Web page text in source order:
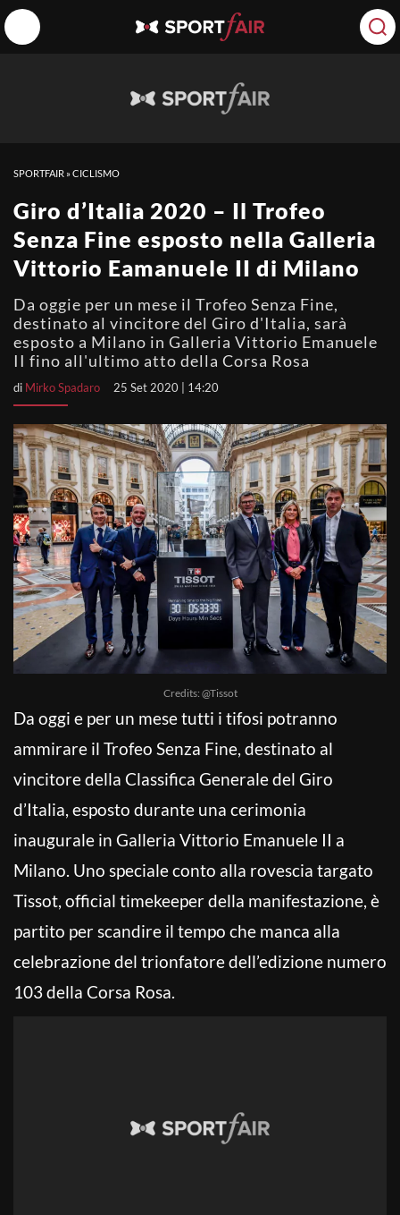
SPORTFAIR »CICLISMO
Giro d’Italia 2020 – Il Trofeo
Senza Fine esposto nella Galleria
Vittorio Eamanuele II di Milano
Da oggie per un mese il Trofeo Senza Fine,
destinato al vincitore del Giro d'Italia, sarà
esposto a Milano in Galleria Vittorio Emanuele
II fino all'ultimo atto della Corsa Rosa
di Mirko Spadaro 25 Set 2020 | 14:20
Credits: @Tissot
Da oggi e per un mese tutti i tifosi potranno
ammirare il Trofeo Senza Fine, destinato al
vincitore della Classifica Generale del Giro
d’Italia, esposto durante una cerimonia
inaugurale in Galleria Vittorio Emanuele II a
Milano. Uno speciale conto alla rovescia targato
Tissot, official timekeeper della manifestazione, è
partito per scandire il tempo che manca alla
celebrazione del trionfatore dell’edizione numero
103 della Corsa Rosa.